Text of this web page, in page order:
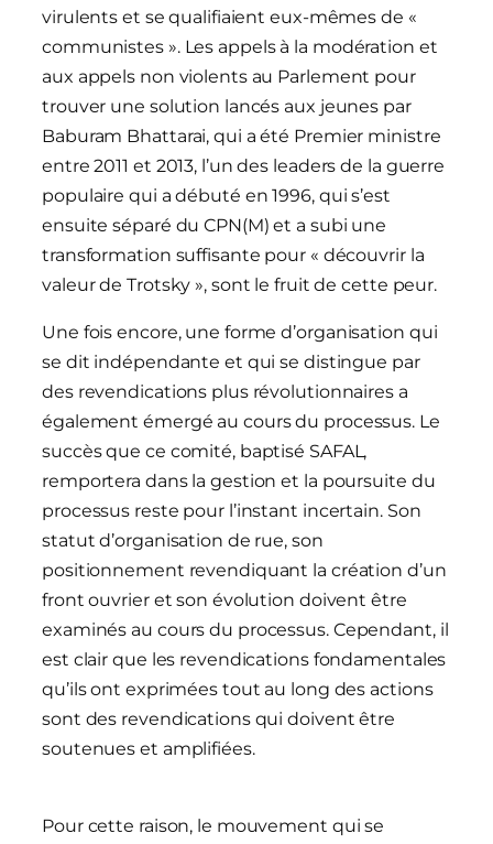
virulents et se qualifiaient eux-mêmes de «
communistes ». Les appels à la modération et
aux appels non violents au Parlement pour
trouver une solution lancés aux jeunes par
Baburam Bhattarai, qui a été Premier ministre
entre 2011 et 2013, l’un des leaders de la guerre
populaire qui a débuté en 1996, qui s’est
ensuite séparé du CPN(M) et a subi une
transformation suffisante pour « découvrir la
valeur de Trotsky », sont le fruit de cette peur.
Une fois encore, une forme d’organisation qui
se dit indépendante et qui se distingue par
des revendications plus révolutionnaires a
également émergé au cours du processus. Le
succès que ce comité, baptisé SAFAL,
remportera dans la gestion et la poursuite du
processus reste pour l’instant incertain. Son
statut d’organisation de rue, son
positionnement revendiquant la création d’un
front ouvrier et son évolution doivent être
examinés au cours du processus. Cependant, il
est clair que les revendications fondamentales
qu’ils ont exprimées tout au long des actions
sont des revendications qui doivent être
soutenues et amplifiées.
Pour cette raison, le mouvement qui se